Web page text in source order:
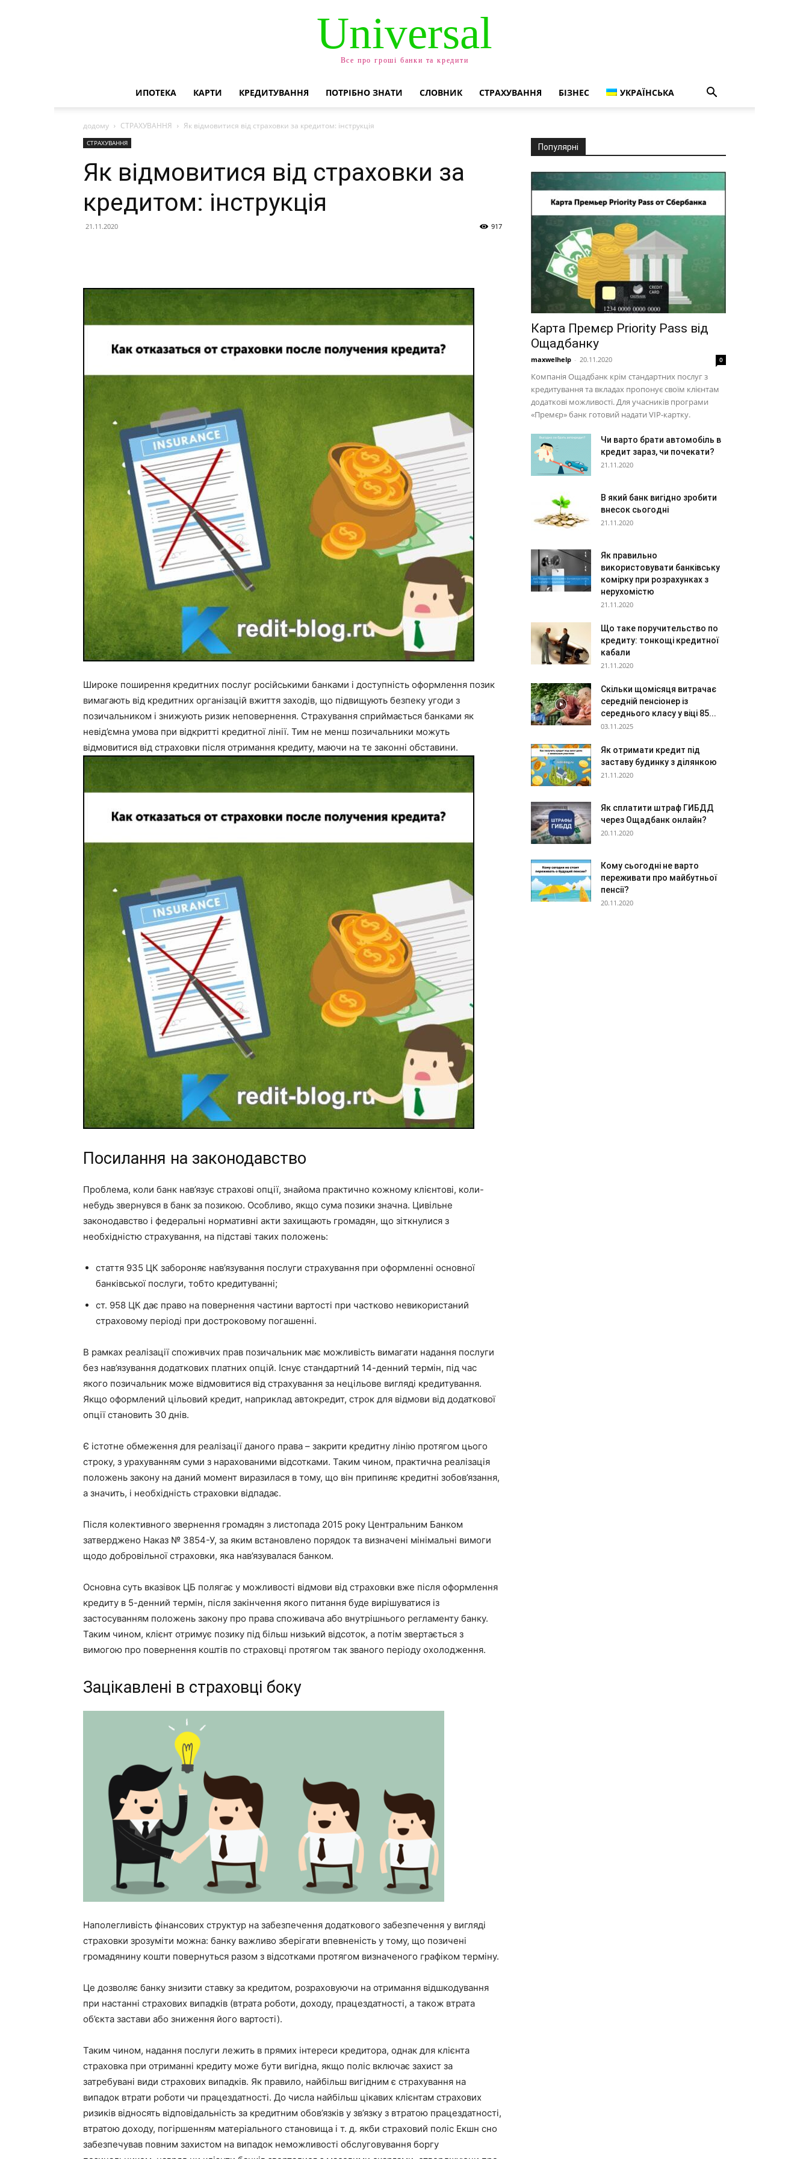
Universal
Все про гроші банки та кредити
ИПОТЕКА КАРТИ КРЕДИТУВАННЯ ПОТРІБНО ЗНАТИ СЛОВНИК СТРАХУВАННЯ БІЗНЕС УКРАЇНСЬКА
додому СТРАХУВАННЯ Як відмовитися від страховки за кредитом: інструкція
СТРАХУВАННЯ
Як відмовитися від страховки за
кредитом: інструкція
21.11.2020 917
Широке поширення кредитних послуг російськими банками і доступність оформлення позик
вимагають від кредитних організацій вжиття заходів, що підвищують безпеку угоди з
позичальником і знижують ризик неповернення. Страхування сприймається банками як
невід’ємна умова при відкритті кредитної лінії. Тим не менш позичальники можуть
відмовитися від страховки після отримання кредиту, маючи на те законні обставини.
Посилання на законодавство
Проблема, коли банк нав’язує страхові опції, знайома практично кожному клієнтові, коли-
небудь звернувся в банк за позикою. Особливо, якщо сума позики значна. Цивільне
законодавство і федеральні нормативні акти захищають громадян, що зіткнулися з
необхідністю страхування, на підставі таких положень:
стаття 935 ЦК забороняє нав’язування послуги страхування при оформленні основної
банківської послуги, тобто кредитуванні;
ст. 958 ЦК дає право на повернення частини вартості при частково невикористаний
страховому періоді при достроковому погашенні.
В рамках реалізації споживчих прав позичальник має можливість вимагати надання послуги
без нав’язування додаткових платних опцій. Існує стандартний 14-денний термін, під час
якого позичальник може відмовитися від страхування за нецільове вигляді кредитування.
Якщо оформлений цільовий кредит, наприклад автокредит, строк для відмови від додаткової
опції становить 30 днів.
Є істотне обмеження для реалізації даного права – закрити кредитну лінію протягом цього
строку, з урахуванням суми з нарахованими відсотками. Таким чином, практична реалізація
положень закону на даний момент виразилася в тому, що він припиняє кредитні зобов’язання,
а значить, і необхідність страховки відпадає.
Після колективного звернення громадян з листопада 2015 року Центральним Банком
затверджено Наказ № 3854-У, за яким встановлено порядок та визначені мінімальні вимоги
щодо добровільної страховки, яка нав’язувалася банком.
Основна суть вказівок ЦБ полягає у можливості відмови від страховки вже після оформлення
кредиту в 5-денний термін, після закінчення якого питання буде вирішуватися із
застосуванням положень закону про права споживача або внутрішнього регламенту банку.
Таким чином, клієнт отримує позику під більш низький відсоток, а потім звертається з
вимогою про повернення коштів по страховці протягом так званого періоду охолодження.
Зацікавлені в страховці боку
Наполегливість фінансових структур на забезпечення додаткового забезпечення у вигляді
страховки зрозуміти можна: банку важливо зберігати впевненість у тому, що позичені
громадянину кошти повернуться разом з відсотками протягом визначеного графіком терміну.
Це дозволяє банку знизити ставку за кредитом, розраховуючи на отримання відшкодування
при настанні страхових випадків (втрата роботи, доходу, працездатності, а також втрата
об’єкта застави або зниження його вартості).
Таким чином, надання послуги лежить в прямих інтереси кредитора, однак для клієнта
страховка при отриманні кредиту може бути вигідна, якщо поліс включає захист за
затребувані види страхових випадків. Як правило, найбільш вигідним є страхування на
випадок втрати роботи чи працездатності. До числа найбільш цікавих клієнтам страхових
ризиків відносять відповідальність за кредитним обов’язків у зв’язку з втратою працездатності,
втратою доходу, погіршенням матеріального становища і т. д. якби страховий поліс Екшн сно
забезпечував повним захистом на випадок неможливості обслуговування боргу
Популярні
Карта Премєр Priority Pass від
Ощадбанку
maxwelhelp - 20.11.2020 0
Компанія Ощадбанк крім стандартних послуг з
кредитування та вкладах пропонує своїм клієнтам
додаткові можливості. Для учасників програми
«Премєр» банк готовий надати VIP-картку.
Чи варто брати автомобіль в
кредит зараз, чи почекати?
21.11.2020
В який банк вигідно зробити
внесок сьогодні
21.11.2020
Як правильно
використовувати банківську
комірку при розрахунках з
нерухомістю
21.11.2020
Що таке поручительство по
кредиту: тонкощі кредитної
кабали
21.11.2020
Скільки щомісяця витрачає
середній пенсіонер із
середнього класу у віці 85...
03.11.2025
Як отримати кредит під
заставу будинку з ділянкою
21.11.2020
Як сплатити штраф ГИБДД
через Ощадбанк онлайн?
20.11.2020
Кому сьогодні не варто
переживати про майбутньої
пенсії?
20.11.2020